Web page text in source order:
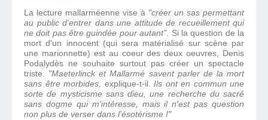
La lecture mallarméenne vise à "créer un sas permettant
au public d'entrer dans une attitude de recueillement qui
ne doit pas être guindée pour autant". Si la question de la
mort d'un innocent (qui sera matérialisé sur scène par
une marionnette) est au coeur des deux oeuvres, Denis
Podalydès ne souhaite surtout pas créer un spectacle
triste. "Maeterlinck et Mallarmé savent parler de la mort
sans être morbides, explique-t-il. Ils ont en commun une
sorte de mysticisme sans dieu, une recherche du sacré
sans dogme qui m'intéresse, mais il n'est pas question
non plus de verser dans l'ésotérisme !"